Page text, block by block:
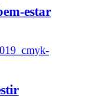
estar